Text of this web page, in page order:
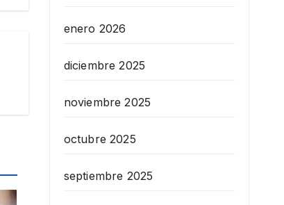
enero 2026
diciembre 2025
noviembre 2025
octubre 2025
septiembre 2025